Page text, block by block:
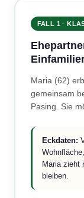
FALL 1 ·
Maria (62)
gemeinsam
Pasing. Sie
Eckdaten:
Maria zieht
bleiben.